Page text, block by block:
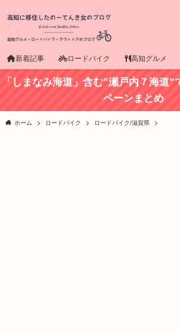
新着記事 ロードバイク 高知グルメ
「しまなみ海道」含む”瀬戸内７海道
ペーンまとめ
ホーム ロードバイク ロードバイク/滋賀県